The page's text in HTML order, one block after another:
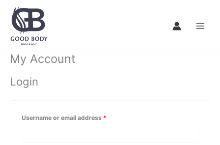
content
My Account
Login
Username or email address *